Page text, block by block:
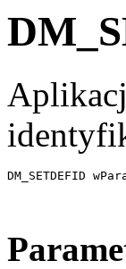
DM_SETDEFID